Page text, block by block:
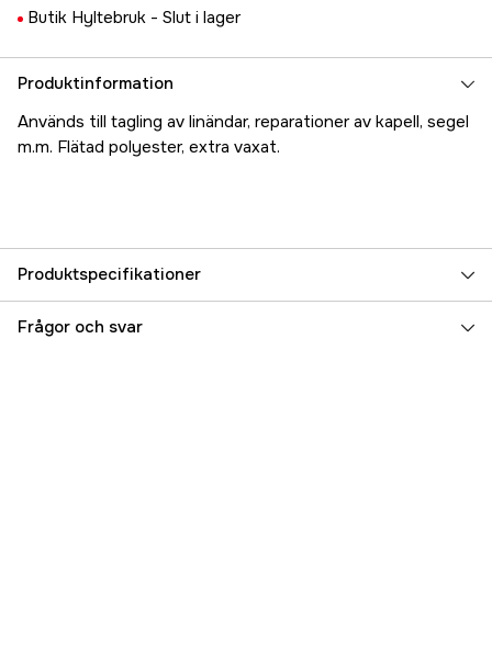
Butik Hyltebruk - Slut i lager
Produktinformation
Används till tagling av linändar, reparationer av kapell, segel
m.m. Flätad polyester, extra vaxat.
Produktspecifikationer
Referensnummer 5000024656
Frågor och svar